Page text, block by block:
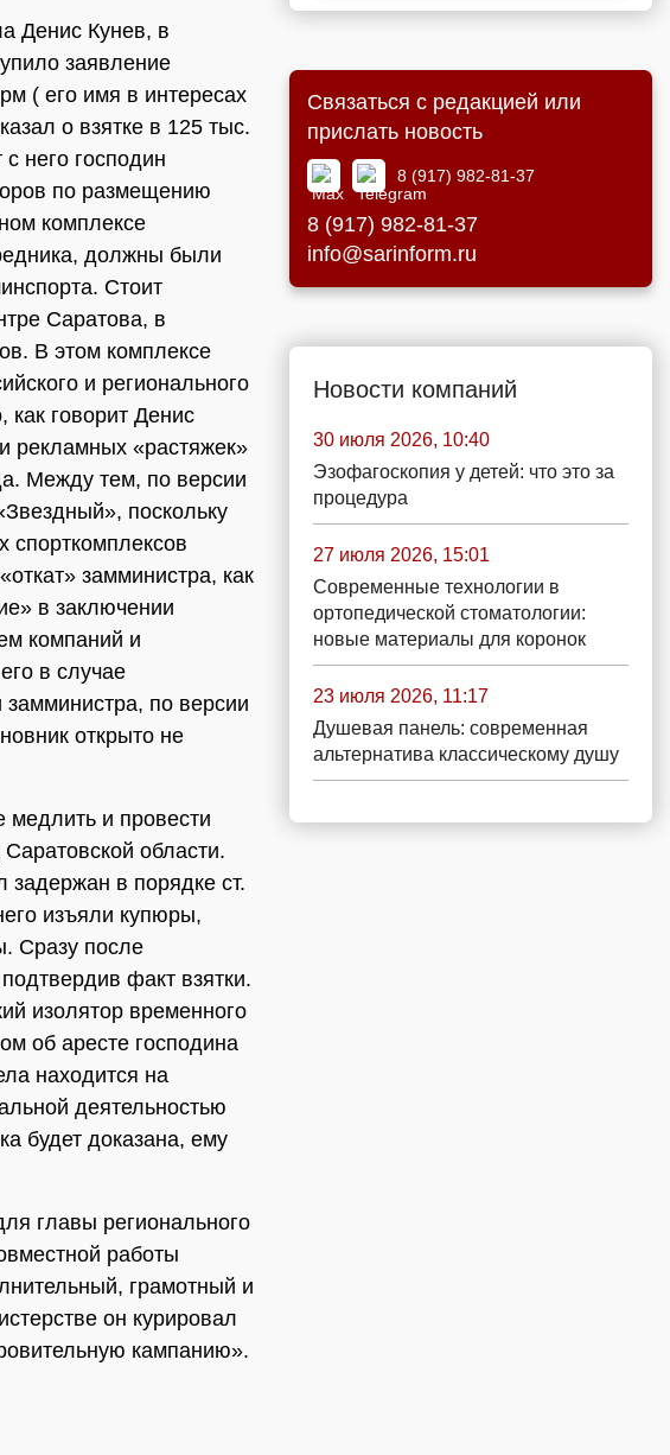
Денис Кунев, в
заявление
( его имя в интересах
о взятке в 125 тыс.
него господин
по размещению
комплексе
должны были
Стоит
Саратова, в
В этом комплексе
и регионального
как говорит Денис
рекламных «растяжек»
Между тем, по версии
поскольку
спорткомплексов
замминистра, как
в заключении
компаний и
в случае
по версии
открыто не
медлить и провести
области.
в порядке ст.
изъяли купюры,
Сразу после
факт взятки.
изолятор временного
об аресте господина
находится на
деятельностью
будет доказана, ему
главы регионального
работы
грамотный и
он курировал
кампанию».
Связаться с редакцией или
прислать новость
8 (917) 982-81-37
8 (917) 982-81-37
info@sarinform.ru
Новости компаний
30 июля 2026, 10:40
Эзофагоскопия у детей: что это за
процедура
27 июля 2026, 15:01
Современные технологии в
ортопедической стоматологии:
новые материалы для коронок
23 июля 2026, 11:17
Душевая панель: современная
альтернатива классическому душу